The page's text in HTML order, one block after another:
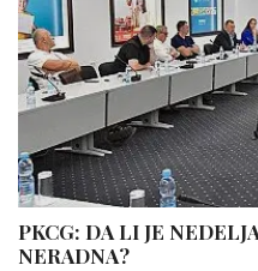
PKCG: DA LI JE
NERADNA?